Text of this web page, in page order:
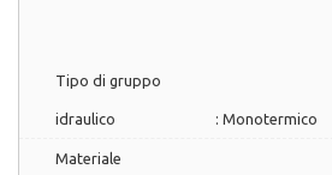
Tipo di gruppo
idraulico : Monotermico
Materiale